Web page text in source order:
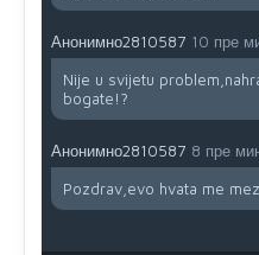
Анонимно2810587 10 пре
Nije u svijetu
bogate!?
Анонимно2810587 8 пре
Pozdrav,evo hvata me